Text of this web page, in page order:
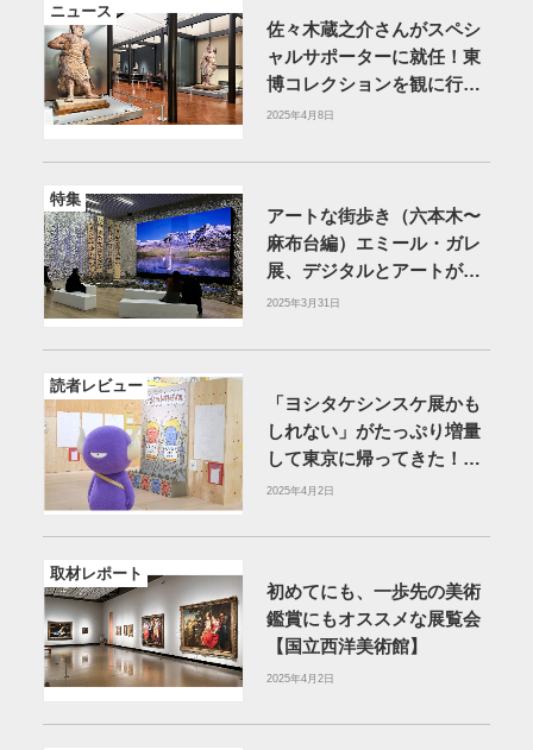
ニュース
佐々木蔵之介さんがスペシ
ャルサポーターに就任！東
博コレクションを観に行こ
う【東京国立博物館】
2025年4月8日
特集
アートな街歩き（六本木〜
麻布台編）​エミール・ガレ
展、デジタルとアートが融
合した展示、手塚治虫の
と現代が響き合う松山智一
2025年3月31日
読者レビュー
「ヨシタケシンスケ展かも
しれない」がたっぷり増量
して東京に帰ってきた！
【CREATIVE MUSEUM
2025年4月2日
取材レポート
初めてにも、一歩先の美術
鑑賞にもオススメな展覧会
【国立西洋美術館】
2025年4月2日